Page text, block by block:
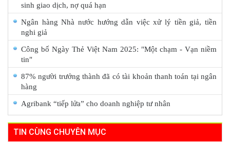
sinh giao dịch, nợ quá hạn
Ngân hàng Nhà nước hướng dẫn việc xử lý tiền giả, tiền
nghi giả
Công bố Ngày Thẻ Việt Nam 2025: "Một chạm - Vạn niềm
tin"
87% người trưởng thành đã có tài khoản thanh toán tại ngân
hàng
Agribank “tiếp lửa” cho doanh nghiệp tư nhân
TIN CÙNG CHUYÊN MỤC